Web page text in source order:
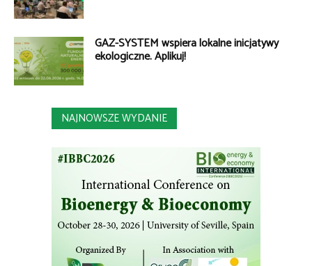
GAZ-SYSTEM wspiera lokalne inicjatywy
ekologiczne. Aplikuj!
NAJNOWSZE WYDANIE